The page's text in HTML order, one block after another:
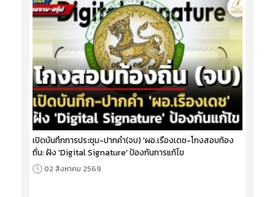
เปิดบันทึกการประชุม-ปากคำ(จบ) 'ผอ.เรืองเดช-โกงสอบท้อง
ถิ่น: ฝัง 'Digital Signature' ป้องกันการแก้ไข
02 สิงหาคม 2569